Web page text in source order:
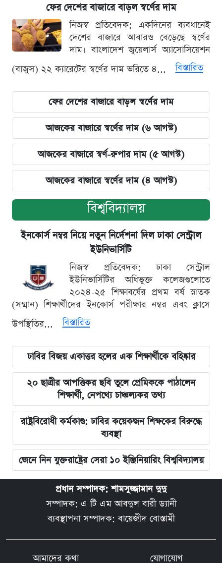
ফের দেশের বাজারে বাড়ল স্বর্ণের দাম
নিজস্ব প্রতিবেদক: একদিনের ব্যবধানেই
দেশের বাজারে আবারও বেড়েছে স্বর্ণের
দাম। বাংলাদেশ জুয়েলার্স অ্যাসোসিয়েশন
(বাজুস) ২২ ক্যারেটের স্বর্ণের দাম ভরিতে ৪...
বিস্তারিত
ফের দেশের বাজারে বাড়ল স্বর্ণের দাম
আজকের বাজারে স্বর্ণের দাম (৬ আগস্ট)
আজকের বাজারে স্বর্ণ-রুপার দাম (৫ আগস্ট)
আজকের বাজারে স্বর্ণের দাম (৪ আগস্ট)
বিশ্ববিদ্যালয়
ইনকোর্স নম্বর নিয়ে নতুন নির্দেশনা দিল ঢাকা সেন্ট্রাল
ইউনিভার্সিটি
নিজস্ব প্রতিবেদক: ঢাকা সেন্ট্রাল
ইউনিভার্সিটির অধিভুক্ত কলেজগুলোতে
২০২৪-২৫ শিক্ষাবর্ষের প্রথম বর্ষ স্নাতক
(সম্মান) শিক্ষার্থীদের ইনকোর্স পরীক্ষার নম্বর এবং ক্লাসে
উপস্থিতির...
বিস্তারিত
ঢাবির বিজয় একাত্তর হলের এক শিক্ষার্থীকে বহিষ্কার
২০ ছাত্রীর আপত্তিকর ছবি তুলে প্রেমিককে পাঠালেন
শিক্ষার্থী, নেপথ্যে চাঞ্চল্যকর তথ্য
রাষ্ট্রবিরোধী কর্মকাণ্ড: ঢাবির কয়েকজন শিক্ষকের বিরুদ্ধে
ব্যবস্থা
জেনে নিন যুক্তরাষ্ট্রের সেরা ১০ ইঞ্জিনিয়ারিং বিশ্ববিদ্যালয়
প্রধান সম্পাদক: শামসুজ্জামান দুদু
সম্পাদক: এ টি এম আবদুল বারী ড্যানী
ব্যবস্থাপনা সম্পাদক: বায়েজীদ বোস্তামী
আমাদের কথা যোগাযোগ